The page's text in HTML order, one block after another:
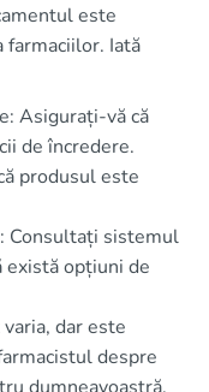
este
Iată
Asigurați-vă că
de încredere.
produsul este
Consultați sistemul
există opțiuni de
dar este
despre